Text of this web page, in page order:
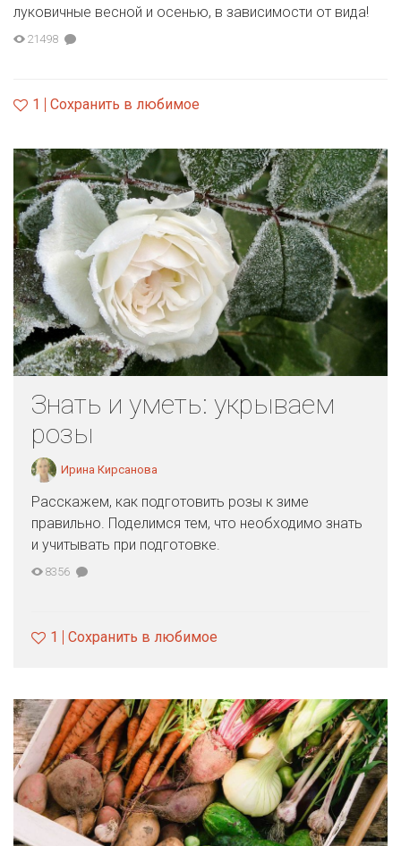
луковичные весной и осенью, в зависимости от вида!
21498
1 Сохранить в любимое
Знать и уметь: укрываем
розы
Ирина Кирсанова
Расскажем, как подготовить розы к зиме
правильно. Поделимся тем, что необходимо знать
и учитывать при подготовке.
8356
1 Сохранить в любимое